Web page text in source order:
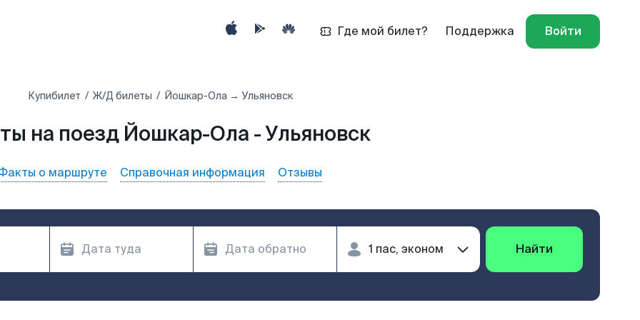
Где мой билет? Поддержка Войти
Купибилет Ж/Д билеты Йошкар-Ола → Ульяновск
на поезд Йошкар-Ола - Ульяновск
о маршруте Справочная информация Отзывы
Найти